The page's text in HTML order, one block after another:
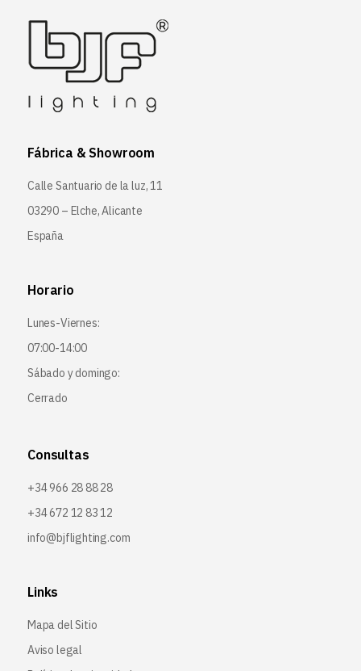
Fábrica & Showroom
Calle Santuario de la luz, 11
03290 – Elche, Alicante
España
Horario
Lunes-Viernes:
07:00-14:00
Sábado y domingo:
Cerrado
Consultas
+34 966 28 88 28
+34 672 12 83 12
info@bjflighting.com
Links
Mapa del Sitio
Aviso legal